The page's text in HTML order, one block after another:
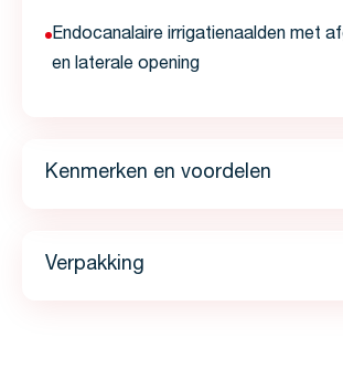
Endocanalaire irrigatienaalden met
en laterale opening
Kenmerken en voordelen
Verpakking